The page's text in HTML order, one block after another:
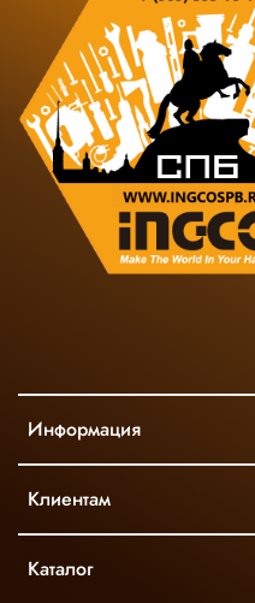
Информация
Клиентам
Каталог